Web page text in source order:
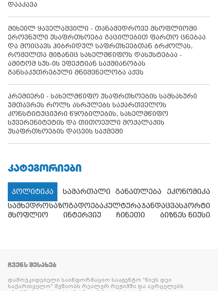
დააკავა
მიხეილ ყაველაშვილი - თანამედროვე მსოფლიოში
ეროვნული უსაფრთხოება გაცილებით ფართო ცნებაა
და მოიცავს ჰიბრიდულ საფრთხეებთან ბრძოლას,
რომელთა მიზანიც სახელმწიფოს დასუსტებაა -
ამიტომ სუს-ის ეფექტიან საქმიანობას
განსაკუთრებული მნიშვნელობა აქვს
პრემიერი - სახელმწიფო უსაფრთხოების სამსახური
უმთავრეს როლს ასრულებს საქართველოს
კონსტიტუციური წყობილების, სახელმწიფო
სუვერენიტეტის და თითოეული მოქალაქის
უსაფრთხოების დაცვის საქმეში
ᲙᲐᲢᲔᲒᲝᲠᲘᲔᲑᲘ
პოლიტიკა სამართალი განათლება
ეკონომიკა
სამხედროსაზოგადოებაკულტურაჯანდაცვასპორტი
მსოფლიო
ინტერვიუ ჩინეთი ბიზნეს ნიუსი
ᲩᲕᲔᲜᲡ ᲨᲔᲡᲐᲮᲔᲑ
დამოუკიდებელი საინფორმაციო სააგენტო “ნიუს დეი
საქართველო” მუშაობს რეალურ რეჟიმში და ავრცელებს